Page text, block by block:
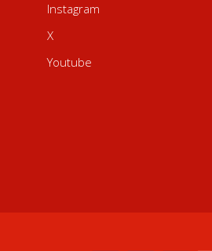
Instagram
X
Youtube